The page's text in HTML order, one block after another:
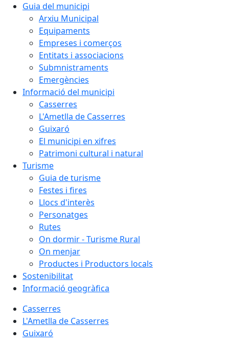
Guia del municipi
Arxiu Municipal
Equipaments
Empreses i comerços
Entitats i associacions
Submnistraments
Emergències
Informació del municipi
Casserres
L'Ametlla de Casserres
Guixaró
El municipi en xifres
Patrimoni cultural i natural
Turisme
Guia de turisme
Festes i fires
Llocs d'interès
Personatges
Rutes
On dormir - Turisme Rural
On menjar
Productes i Productors locals
Sostenibilitat
Informació geogràfica
Casserres
L'Ametlla de Casserres
Guixaró